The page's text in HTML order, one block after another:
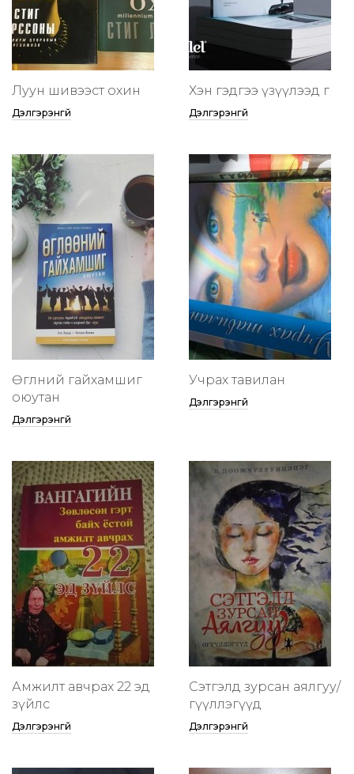
Луун шивээст охин
Дэлгэрэнгүй
Хэн гэдгээ үзүүлээд өг
Дэлгэрэнгүй
Өглөөний гайхамшиг
оюутан
Дэлгэрэнгүй
Учрах тавилан
Дэлгэрэнгүй
Амжилт авчрах 22 эд
зүйлс
Дэлгэрэнгүй
Сэтгэлд зурсан аялгуу/
өгүүллэгүүд
Дэлгэрэнгүй